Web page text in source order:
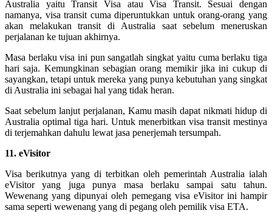
Australia yaitu Transit Visa atau Visa Transit. Sesuai dengan
namanya, visa transit cuma diperuntukkan untuk orang-orang yang
akan melakukan transit di Australia saat sebelum meneruskan
perjalanan ke tujuan akhirnya.
Masa berlaku visa ini pun sangatlah singkat yaitu cuma berlaku tiga
hari saja. Kemungkinan sebagian orang memikir jika ini cukup di
sayangkan, tetapi untuk mereka yang punya kebutuhan yang singkat
di Australia ini sebagai hal yang tidak heran.
Saat sebelum lanjut perjalanan, Kamu masih dapat nikmati hidup di
Australia optimal tiga hari. Untuk menerbitkan visa transit mestinya
di terjemahkan dahulu lewat jasa penerjemah tersumpah.
11. eVisitor
Visa berikutnya yang di terbitkan oleh pemerintah Australia ialah
eVisitor yang juga punya masa berlaku sampai satu tahun.
Wewenang yang dipunyai oleh pemegang visa eVisitor ini hampir
sama seperti wewenang yang di pegang oleh pemilik visa ETA.